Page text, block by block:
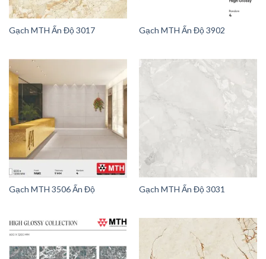
Gạch MTH Ấn Độ 3017 Gạch MTH Ấn Độ 3902
Gạch MTH 3506 Ấn Độ Gạch MTH Ấn Độ 3031